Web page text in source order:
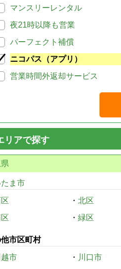
マンスリーレンタル
夜21時以降も営業
パーフェクト補償
ニコパス（アプリ）
営業時間外返却サービス
リアで探す
たま市
・ 北区
・ 緑区
市区町村
越市 ・ 川口市